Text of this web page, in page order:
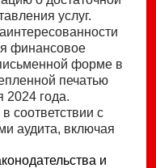
услуг.
финансовое
форме в
печатью
2024 года.
соответствии с
аудита, включая
и